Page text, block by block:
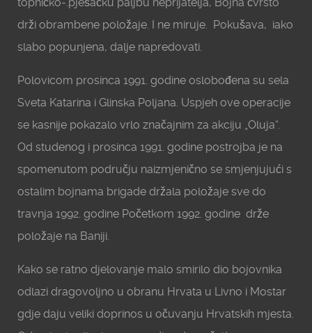
drži obrambene položaje. I ne miruje. Pokušava, iako
slabo popunjena, dalje napredovati.
Polovicom prosinca 1991. godine oslobođena su sela
Sveta Katarina i Glinska Poljana. Uspjeh ove operacije
se kasnije pokazalo vrlo značajnim za akciju „Oluja“.
Od studenog i prosinca 1991. godine postrojba je na
spomenutom području naizmjenično se smjenjujući s
ostalim bojnama brigade držala položaje sve do
travnja 1992. godine Početkom 1992. godine drže
položaje na Baniji.
Kako se ratno djelovanje malo smirilo dio bojovnika
odlazi dragovoljno u obranu Hrvata u Livno i Mostar
gdje daju veliki doprinos u očuvanju Hrvatskih mjesta.